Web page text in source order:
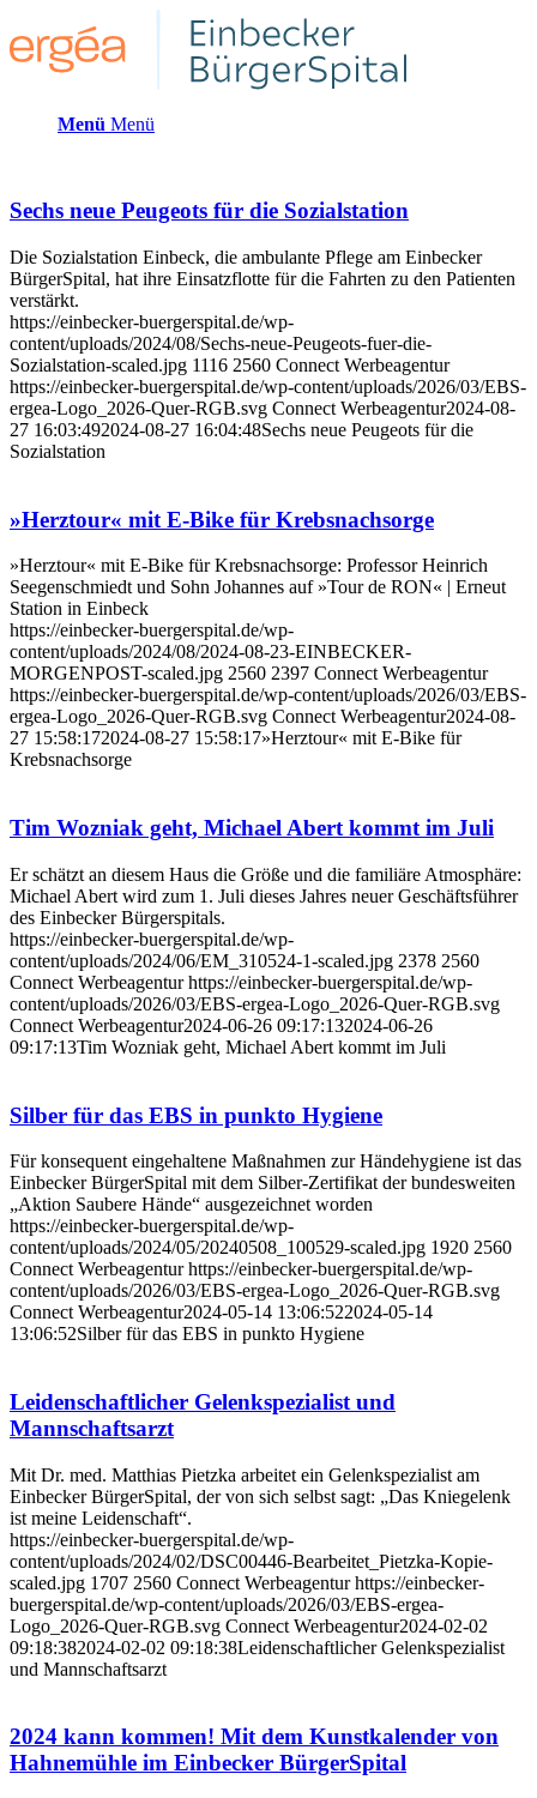
Menü Menü
Sechs neue Peugeots für die Sozialstation
Die Sozialstation Einbeck, die ambulante Pflege am Einbecker
BürgerSpital, hat ihre Einsatzflotte für die Fahrten zu den Patienten
verstärkt.
https://einbecker-buergerspital.de/wp-
content/uploads/2024/08/Sechs-neue-Peugeots-fuer-die-
Sozialstation-scaled.jpg 1116 2560 Connect Werbeagentur
https://einbecker-buergerspital.de/wp-content/uploads/2026/03/EBS-
ergea-Logo_2026-Quer-RGB.svg Connect Werbeagentur2024-08-
27 16:03:492024-08-27 16:04:48Sechs neue Peugeots für die
Sozialstation
»Herztour« mit E-Bike für Krebsnachsorge
»Herztour« mit E-Bike für Krebsnachsorge: Professor Heinrich
Seegenschmiedt und Sohn Johannes auf »Tour de RON« | Erneut
Station in Einbeck
https://einbecker-buergerspital.de/wp-
content/uploads/2024/08/2024-08-23-EINBECKER-
MORGENPOST-scaled.jpg 2560 2397 Connect Werbeagentur
https://einbecker-buergerspital.de/wp-content/uploads/2026/03/EBS-
ergea-Logo_2026-Quer-RGB.svg Connect Werbeagentur2024-08-
27 15:58:172024-08-27 15:58:17»Herztour« mit E-Bike für
Krebsnachsorge
Tim Wozniak geht, Michael Abert kommt im Juli
Er schätzt an diesem Haus die Größe und die familiäre Atmosphäre:
Michael Abert wird zum 1. Juli dieses Jahres neuer Geschäftsführer
des Einbecker Bürgerspitals.
https://einbecker-buergerspital.de/wp-
content/uploads/2024/06/EM_310524-1-scaled.jpg 2378 2560
Connect Werbeagentur https://einbecker-buergerspital.de/wp-
content/uploads/2026/03/EBS-ergea-Logo_2026-Quer-RGB.svg
Connect Werbeagentur2024-06-26 09:17:132024-06-26
09:17:13Tim Wozniak geht, Michael Abert kommt im Juli
Silber für das EBS in punkto Hygiene
Für konsequent eingehaltene Maßnahmen zur Händehygiene ist das
Einbecker BürgerSpital mit dem Silber-Zertifikat der bundesweiten
„Aktion Saubere Hände“ ausgezeichnet worden
https://einbecker-buergerspital.de/wp-
content/uploads/2024/05/20240508_100529-scaled.jpg 1920 2560
Connect Werbeagentur https://einbecker-buergerspital.de/wp-
content/uploads/2026/03/EBS-ergea-Logo_2026-Quer-RGB.svg
Connect Werbeagentur2024-05-14 13:06:522024-05-14
13:06:52Silber für das EBS in punkto Hygiene
Leidenschaftlicher Gelenkspezialist und
Mannschaftsarzt
Mit Dr. med. Matthias Pietzka arbeitet ein Gelenkspezialist am
Einbecker BürgerSpital, der von sich selbst sagt: „Das Kniegelenk
ist meine Leidenschaft“.
https://einbecker-buergerspital.de/wp-
content/uploads/2024/02/DSC00446-Bearbeitet_Pietzka-Kopie-
scaled.jpg 1707 2560 Connect Werbeagentur https://einbecker-
buergerspital.de/wp-content/uploads/2026/03/EBS-ergea-
Logo_2026-Quer-RGB.svg Connect Werbeagentur2024-02-02
09:18:382024-02-02 09:18:38Leidenschaftlicher Gelenkspezialist
und Mannschaftsarzt
2024 kann kommen! Mit dem Kunstkalender von
Hahnemühle im Einbecker BürgerSpital